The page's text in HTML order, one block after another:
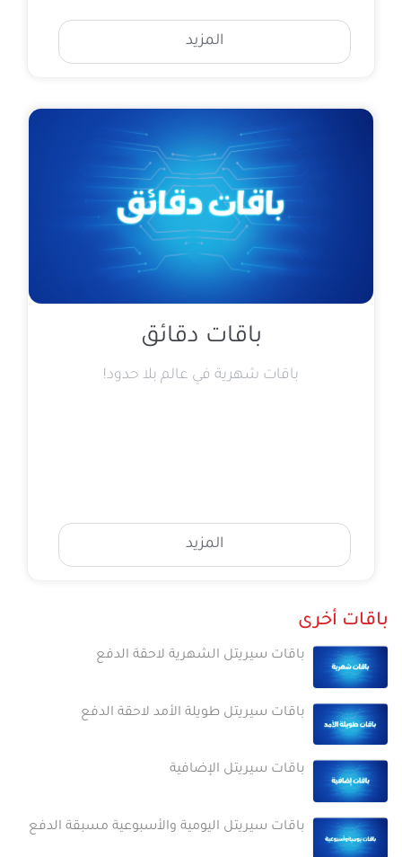
باقات أخرى
باقات سيريتل الشهرية لاحقة الدفع
باقات سيريتل طويلة الأمد لاحقة الدفع
باقات سيريتل الإضافية
باقات سيريتل اليومية والأسبوعية مسبقة الدفع
المزيد
باقات دقائق
باقات شهرية في عالم بلا حدود!
المزيد